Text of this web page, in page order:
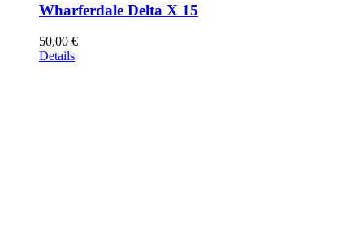
Wharferdale Delta X 15
50,00 €
Details